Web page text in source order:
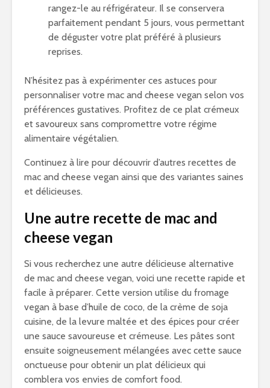
rangez-le au réfrigérateur. Il se conservera
parfaitement pendant 5 jours, vous permettant
de déguster votre plat préféré à plusieurs
reprises.
N’hésitez pas à expérimenter ces astuces pour
personnaliser votre mac and cheese vegan selon vos
préférences gustatives. Profitez de ce plat crémeux
et savoureux sans compromettre votre régime
alimentaire végétalien.
Continuez à lire pour découvrir d’autres recettes de
mac and cheese vegan ainsi que des variantes saines
et délicieuses.
Une autre recette de mac and
cheese vegan
Si vous recherchez une autre délicieuse alternative
de mac and cheese vegan, voici une recette rapide et
facile à préparer. Cette version utilise du fromage
vegan à base d’huile de coco, de la crème de soja
cuisine, de la levure maltée et des épices pour créer
une sauce savoureuse et crémeuse. Les pâtes sont
ensuite soigneusement mélangées avec cette sauce
onctueuse pour obtenir un plat délicieux qui
comblera vos envies de comfort food.